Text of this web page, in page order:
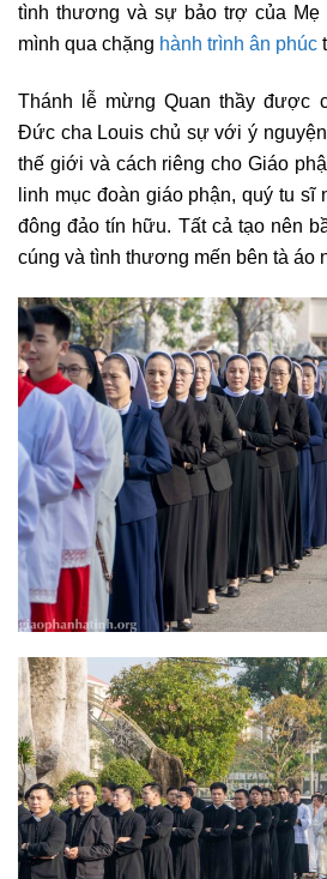
tình thương và sự bảo trợ của Mẹ
mình qua chặng hành trình ân phúc
Thánh lễ mừng Quan thầy được
Đức cha Louis chủ sự với ý
thế giới và cách riêng cho Giáo
linh mục đoàn giáo phận, quý tu sĩ
đông đảo tín hữu. Tất cả tạo nên
cúng và tình thương mến bên tà áo